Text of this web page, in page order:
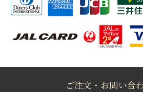
ご注文・お問い合